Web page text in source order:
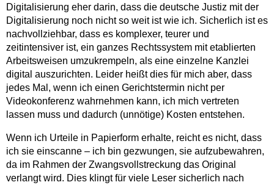
Digitalisierung eher darin, dass die deutsche Justiz mit der
Digitalisierung noch nicht so weit ist wie ich. Sicherlich ist es
nachvollziehbar, dass es komplexer, teurer und
zeitintensiver ist, ein ganzes Rechtssystem mit etablierten
Arbeitsweisen umzukrempeln, als eine einzelne Kanzlei
digital auszurichten. Leider heißt dies für mich aber, dass
jedes Mal, wenn ich einen Gerichtstermin nicht per
Videokonferenz wahrnehmen kann, ich mich vertreten
lassen muss und dadurch (unnötige) Kosten entstehen.
Wenn ich Urteile in Papierform erhalte, reicht es nicht, dass
ich sie einscanne – ich bin gezwungen, sie aufzubewahren,
da im Rahmen der Zwangsvollstreckung das Original
verlangt wird. Dies klingt für viele Leser sicherlich nach